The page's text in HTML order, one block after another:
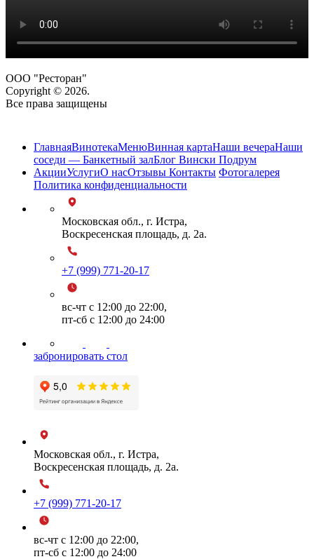
ООО "Ресторан"
Copyright © 2026.
Все права защищены
ГлавнаяВинотекаМенюВинная картаНаши вечераНаши
соседи — Банкетный залБлог Вински Подрум
АкцииУслугиО насОтзывы Контакты Фотогалерея
Политика конфиденциальности
Московская обл., г. Истра,
Воскресенская площадь, д. 2а.
+7 (999) 771-20-17
вс-чт с 12:00 до 22:00,
пт-сб с 12:00 до 24:00
забронировать стол
Московская обл., г. Истра,
Воскресенская площадь, д. 2а.
+7 (999) 771-20-17
вс-чт с 12:00 до 22:00,
пт-сб с 12:00 до 24:00